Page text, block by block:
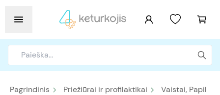
Pagrindinis Priežiūrai ir profilaktikai
Vaistai, Papil